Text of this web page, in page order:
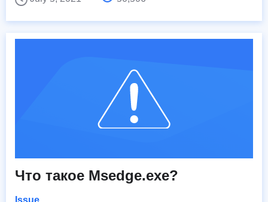
Что такое Msedge.exe?
Issue